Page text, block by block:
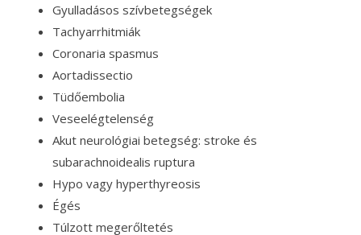
Gyulladásos szívbetegségek
Tachyarrhitmiák
Coronaria spasmus
Aortadissectio
Tüdőembolia
Veseelégtelenség
Akut neurológiai betegség: stroke és
subarachnoidealis ruptura
Hypo vagy hyperthyreosis
Égés
Túlzott megerőltetés